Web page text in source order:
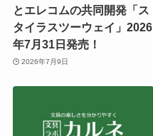
とエレコムの共同開発「ス
タイラスツーウェイ」2026
年7月31日発売！
2026年7月9日